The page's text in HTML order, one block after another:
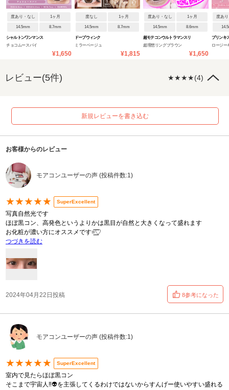
度あり・なし 1ヶ月
14.5mm 8.7mm
シャルトンワンマンス
チョコムースパイ
¥1,650
度なし 1ヶ月
14.5mm 8.7mm
ドープウィンク
ミラーベージュ
¥1,815
度あり・なし 1ヶ月
14.5mm 8.6mm
超モテコンウルトラマンスリ
超理想リングブラウン
¥1,650
度あ
プリンキ
ロージー
レビュー(5件) ★★★★(4)
新規レビューを書き込む
お客様からのレビュー
モアコンユーザーの声 (投稿件数:1)
★★★★★ SuperExcellent
写真自然光です
ほぼ黒コン、高発色というよりかは黒目が自然と大きくなって盛れます
お化粧が濃い方にオススメです=͟͟͞͞♡
つづきを読む
2024年04月22日投稿 8参考になった
モアコンユーザーの声 (投稿件数:1)
★★★★★ SuperExcellent
室内で見たらほぼ黒コン
そこまで宇宙人‼️👽を主張してくるわけではないからすんげー使いやすい盛れる